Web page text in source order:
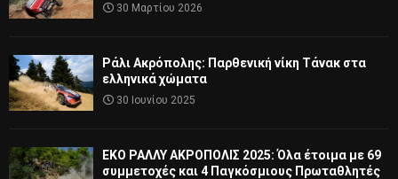
30 Μαρτίου 2026
Ράλι Ακρόπολης: Παρθενική νίκη Τάνακ στα
ελληνικά χώματα
30 Ιουνίου 2025
ΕΚΟ ΡΑΛΛΥ ΑΚΡΟΠΟΛΙΣ 2025: Όλα έτοιμα με 69
συμμετοχές και 4 Παγκόσμιους Πρωταθλητές